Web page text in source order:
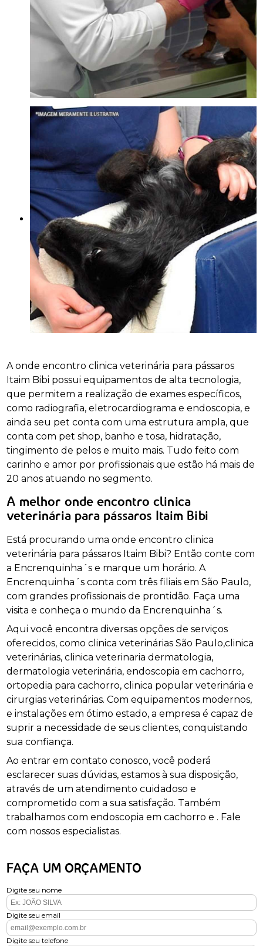
A onde encontro clinica veterinária para pássaros
Itaim Bibi possui equipamentos de alta tecnologia,
que permitem a realização de exames específicos,
como radiografia, eletrocardiograma e endoscopia, e
ainda seu pet conta com uma estrutura ampla, que
conta com pet shop, banho e tosa, hidratação,
tingimento de pelos e muito mais. Tudo feito com
carinho e amor por profissionais que estão há mais de
20 anos atuando no segmento.
A melhor onde encontro clinica
veterinária para pássaros Itaim Bibi
Está procurando uma onde encontro clinica
veterinária para pássaros Itaim Bibi? Então conte com
a Encrenquinha´s e marque um horário. A
Encrenquinha´s conta com três filiais em São Paulo,
com grandes profissionais de prontidão. Faça uma
visita e conheça o mundo da Encrenquinha´s.
Aqui você encontra diversas opções de serviços
oferecidos, como clinica veterinárias São Paulo,clinica
veterinárias, clinica veterinaria dermatologia,
dermatologia veterinária, endoscopia em cachorro,
ortopedia para cachorro, clinica popular veterinária e
cirurgias veterinárias. Com equipamentos modernos,
e instalações em ótimo estado, a empresa é capaz de
suprir a necessidade de seus clientes, conquistando
sua confiança.
Ao entrar em contato conosco, você poderá
esclarecer suas dúvidas, estamos à sua disposição,
através de um atendimento cuidadoso e
comprometido com a sua satisfação. Também
trabalhamos com endoscopia em cachorro e . Fale
com nossos especialistas.
FAÇA UM ORÇAMENTO
Digite seu nome
Digite seu email
Digite seu telefone